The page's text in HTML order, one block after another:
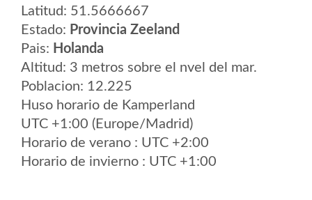
Latitud: 51.5666667
Estado: Provincia Zeeland
Pais: Holanda
Altitud: 3 metros sobre el nvel del mar.
Poblacion: 12.225
Huso horario de Kamperland
UTC +1:00 (Europe/Madrid)
Horario de verano : UTC +2:00
Horario de invierno : UTC +1:00